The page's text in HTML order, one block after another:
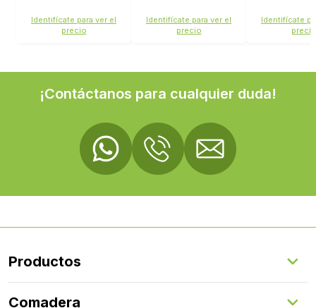
3033CN
Identifícate para ver el
precio
Identifícate para ver el
precio
Identifícate
precio
¡Contáctanos para cualquier duda!
Productos
Suelos Exteriores
Comadera